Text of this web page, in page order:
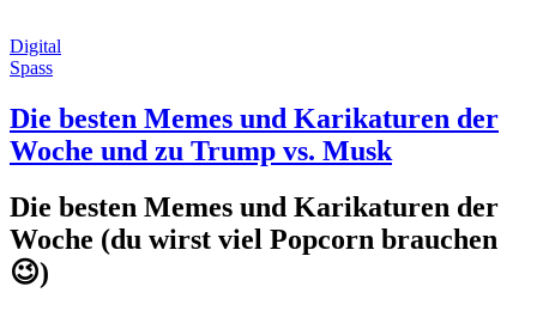
Digital
Spass
Die besten Memes und Karikaturen der
Woche und zu Trump vs. Musk
Die besten Memes und Karikaturen der
Woche (du wirst viel Popcorn brauchen
😉)